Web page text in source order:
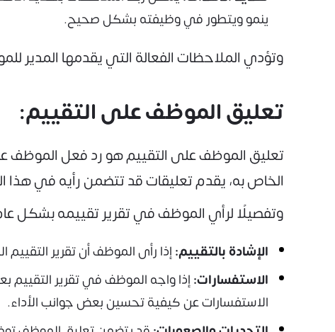
ينمو ويتطور في وظيفته بشكل صحيح.
وتؤدي الملاحظات الفعالة التي يقدمها المدير
تعليق الموظف على التقييم:
تعليق الموظف على التقييم هو رد فعل الموظف
الخاص به، يقدم تعليقات قد تتضمن رأيه في
وتفصيلًا لرأي الموظف في تقرير تقييمه بشكل
الإشادة بالتقييم:إذا رأى الموظف أن تقرير
الاستفسارات:إذا واجه الموظف في تقرير
الاستفسارات عن كيفية تحسين بعض جوانب الأداء.